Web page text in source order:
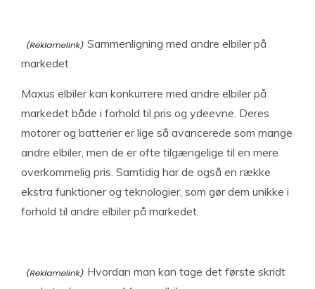
Sammenligning med andre elbiler på
markedet
Maxus elbiler kan konkurrere med andre elbiler på
markedet både i forhold til pris og ydeevne. Deres
motorer og batterier er lige så avancerede som mange
andre elbiler, men de er ofte tilgængelige til en mere
overkommelig pris. Samtidig har de også en række
ekstra funktioner og teknologier, som gør dem unikke i
forhold til andre elbiler på markedet.
Hvordan man kan tage det første skridt